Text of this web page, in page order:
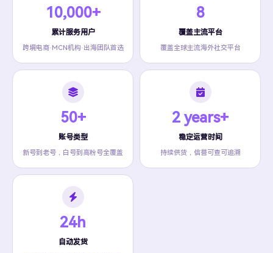
10,000+
累计服务用户
跨境电商·MCN机构·出海团队首选
8
覆盖主流平台
覆盖全球主流海外社交平台
50+
账号类型
新号到老号，白号到高粉号全覆盖
2 years+
稳定运营时间
持续供货，信誉可查可追溯
24h
自动发货